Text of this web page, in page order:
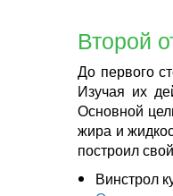
Второй
До первого
Изучая их
Основной
жира и
построил
Винстрол